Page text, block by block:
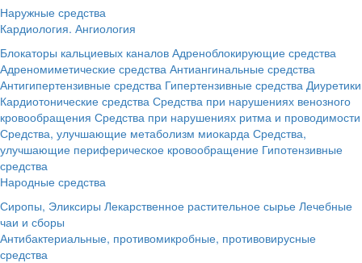
Наружные средства
Кардиология. Ангиология
Блокаторы кальциевых каналов Адреноблокирующие средства
Адреномиметические средства Антиангинальные средства
Антигипертензивные средства Гипертензивные средства Диуретики
Кардиотонические средства Средства при нарушениях венозного
кровообращения Средства при нарушениях ритма и проводимости
Средства, улучшающие метаболизм миокарда Средства,
улучшающие периферическое кровообращение Гипотензивные
средства
Народные средства
Сиропы, Эликсиры Лекарственное растительное сырье Лечебные
чаи и сборы
Антибактериальные, противомикробные, противовирусные
средства